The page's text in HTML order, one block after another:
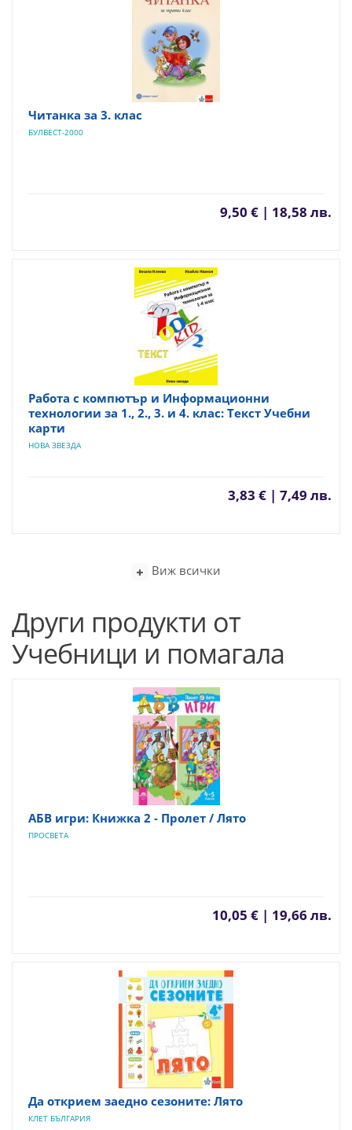
Читанка за 3. клас
БУЛВЕСТ-2000
9,50 € | 18,58 лв.
Работа с компютър и Информационни
технологии за 1., 2., 3. и 4. клас: Текст Учебни
карти
НОВА ЗВЕЗДА
3,83 € | 7,49 лв.
Виж всички
Други продукти от
Учебници и помагала
АБВ игри: Книжка 2 - Пролет / Лято
ПРОСВЕТА
10,05 € | 19,66 лв.
Да открием заедно сезоните: Лято
КЛЕТ БЪЛГАРИЯ